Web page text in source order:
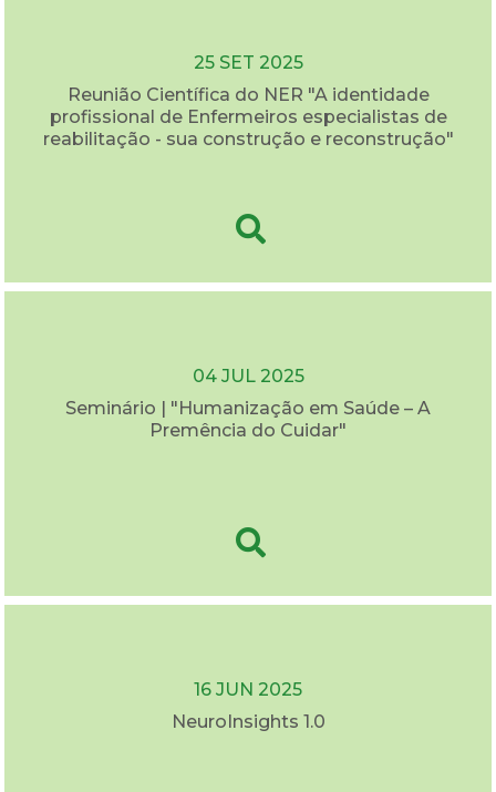
25 SET 2025
Reunião Científica do NER "A identidade
profissional de Enfermeiros especialistas de
reabilitação - sua construção e reconstrução"
04 JUL 2025
Seminário | "Humanização em Saúde – A
Premência do Cuidar"
16 JUN 2025
NeuroInsights 1.0